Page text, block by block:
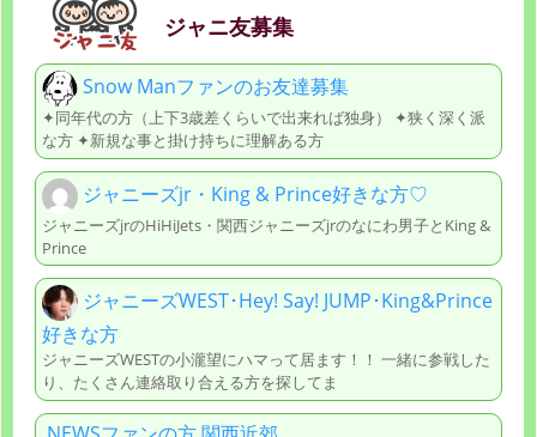
ジャニ友募集
Snow Manファンのお友達募集
✦同年代の方（上下3歳差くらいで出来れば独身） ✦狭く深く派
な方 ✦新規な事と掛け持ちに理解ある方
ジャニーズjr・King & Prince好きな方♡
ジャニーズjrのHiHiJets・関西ジャニーズjrのなにわ男子とKing &
Prince
ジャニーズWEST･Hey! Say! JUMP･King&Prince
好きな方
ジャニーズWESTの小瀧望にハマって居ます！！ 一緒に参戦した
り、たくさん連絡取り合える方を探してま